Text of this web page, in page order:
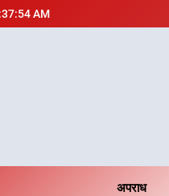
AM
अपराध